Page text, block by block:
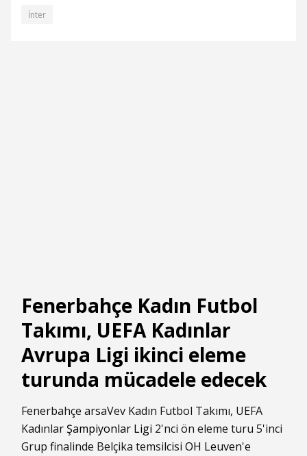
İnter
Fenerbahçe Kadın Futbol
Takımı, UEFA Kadınlar
Avrupa Ligi ikinci eleme
turunda mücadele edecek
Fenerbahçe arsaVev Kadın Futbol Takımı, UEFA
KadınlarŞampiyonlar Ligi 2'nci ön eleme turu 5'inci
Grup finalinde Belçika temsilcisi OH Leuven'e